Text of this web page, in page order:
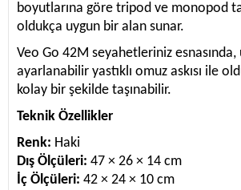
boyutlarına göre tripod ve monopod
oldukça uygun bir alan sunar.
Veo Go 42M seyahetleriniz esnasında,
ayarlanabilir yastıklı omuz askısı ile
kolay bir şekilde taşınabilir.
Teknik Özellikler
Renk: Haki
Dış Ölçüleri: 47 × 26 × 14 cm
İç Ölçüleri: 42 × 24 × 10 cm